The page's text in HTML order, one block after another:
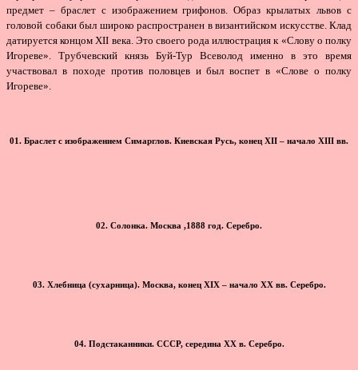
предмет – браслет с изображением грифонов. Образ крылатых львов с
головой собаки был широко распространен в византийском искусстве. Клад
датируется концом XII века. Это своего рода иллюстрация к «Слову о полку
Игореве». Трубчевский князь Буй-Тур Всеволод именно в это время
участвовал в походе против половцев и был воспет в «Слове о полку
Игореве».
01. Браслет с изображением Симарглов. Киевская Русь, конец XII – начало XIII вв.
02. Солонка. Москва ,1888 год. Серебро.
03. Хлебница (сухарница). Москва, конец XIX – начало ХХ вв. Серебро.
04. Подстаканники. СССР, середина ХХ в. Серебро.